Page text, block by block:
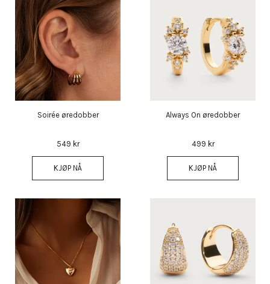
Soirée øredobber
549 kr
KJØP NÅ
Always On øredobber
499 kr
KJØP NÅ